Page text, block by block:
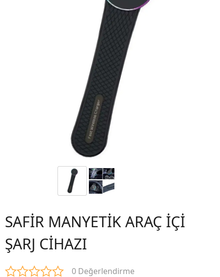
SAFİR MANYETİK ARAÇ İÇİ
ŞARJ CİHAZI
0 Değerlendirme